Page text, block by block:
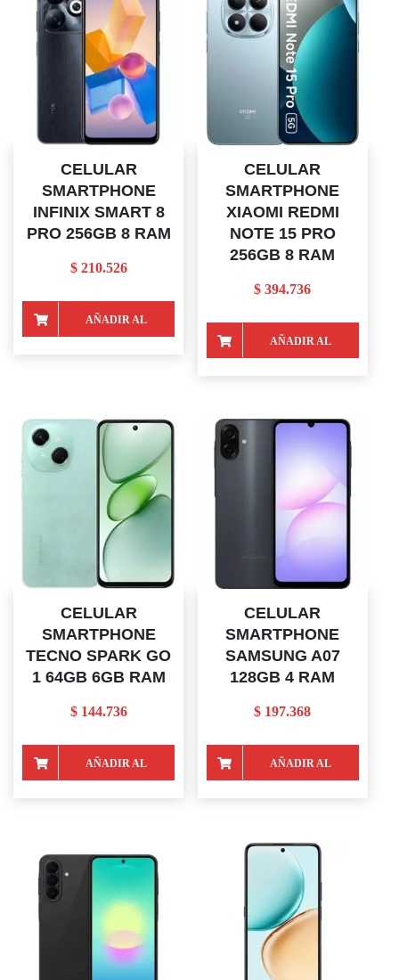
CELULAR
SMARTPHONE
INFINIX SMART 8
PRO 256GB 8 RAM
$210.526
AÑADIR AL
CELULAR
SMARTPHONE
XIAOMI REDMI
NOTE 15 PRO
256GB 8 RAM
$ 394.736
AÑADIR AL
CELULAR
SMARTPHONE
TECNO SPARK GO
1 64GB 6GB RAM
$144.736
AÑADIR AL
CELULAR
SMARTPHONE
SAMSUNG A07
128GB 4 RAM
$ 197.368
AÑADIR AL